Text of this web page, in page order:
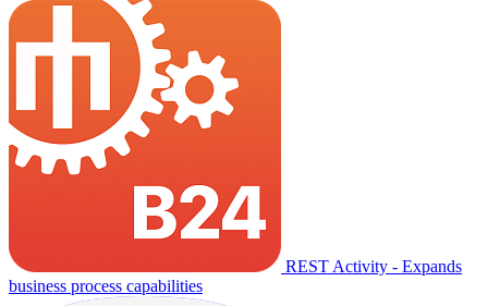
REST Activity - Expands
business process capabilities